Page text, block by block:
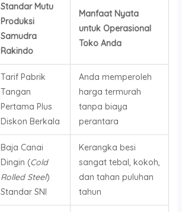
Standar Mutu
Produksi
Samudra
Rakindo
Manfaat Nyata
untuk Operasional
Toko Anda
Tarif Pabrik
Tangan
Pertama Plus
Diskon Berkala
Anda memperoleh
harga termurah
tanpa biaya
perantara
Baja Canai
Dingin (Cold
Rolled Steel)
Standar SNI
Kerangka besi
sangat tebal, kokoh,
dan tahan puluhan
tahun